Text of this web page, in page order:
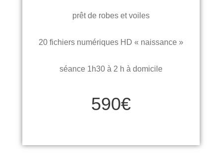
prêt de robes et voiles
20 fichiers numériques HD « naissance »
séance 1h30 à 2 h à domicile
590€